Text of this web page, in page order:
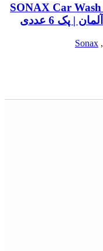
شامپو شستشوی خودرو سوناکس SONAX Car Wash
,
Sonax